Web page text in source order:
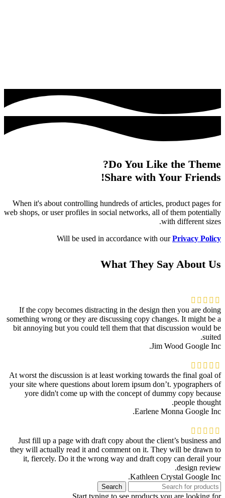
Do You Like the Theme?
Share with Your Friends!
When it's about controlling hundreds of articles, product pages for
web shops, or user profiles in social networks, all of them potentially
with different sizes.
Will be used in accordance with ourPrivacy Policy
What They Say About Us
If the copy becomes distracting in the design then you are doing
something wrong or they are discussing copy changes. It might be a
bit annoying but you could tell them that that discussion would be
suited.
Jim Wood Google Inc.
At worst the discussion is at least working towards the final goal of
your site where questions about lorem ipsum don’t. ypographers of
yore didn't come up with the concept of dummy copy because
people thought.
Earlene Monna Google Inc.
Just fill up a page with draft copy about the client’s business and
they will actually read it and comment on it. They will be drawn to
it, fiercely. Do it the wrong way and draft copy can derail your
design review.
Kathleen Crystal Google Inc.
Search
Start typing to see products you are looking for.